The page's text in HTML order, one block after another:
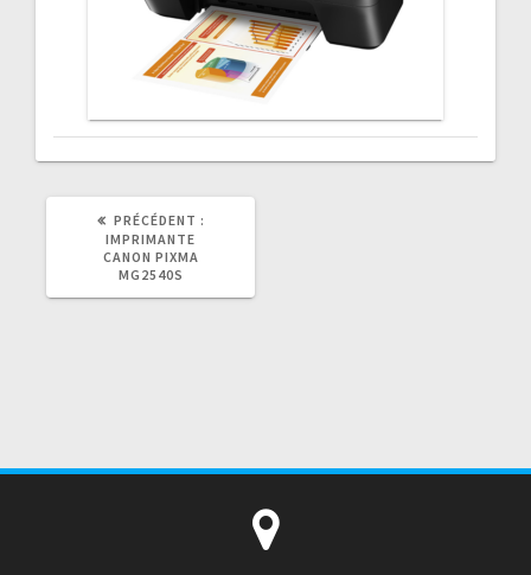
PRÉCÉDENT :
IMPRIMANTE
CANON PIXMA
MG2540S